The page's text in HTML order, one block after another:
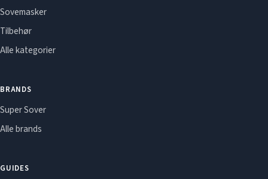
Sovemasker
Tilbehør
Alle kategorier
BRANDS
Super Sover
Alle brands
GUIDES